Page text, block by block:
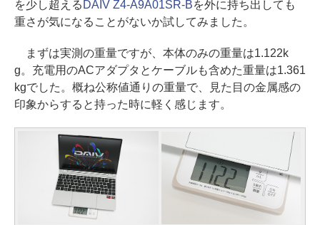
を少し超える DAIV Z4-A9A01SR-Bを外に持ち出しても
重さが気になることがないか試してみました。
まずは実測の重量ですが、本体のみの重量は1.122k
g。充電用のACアダプタとケーブルも含めた重量は1.361
kgでした。概ね公称値通りの重量で、見た目の金属感の
印象からすると持った時に軽く感じます。